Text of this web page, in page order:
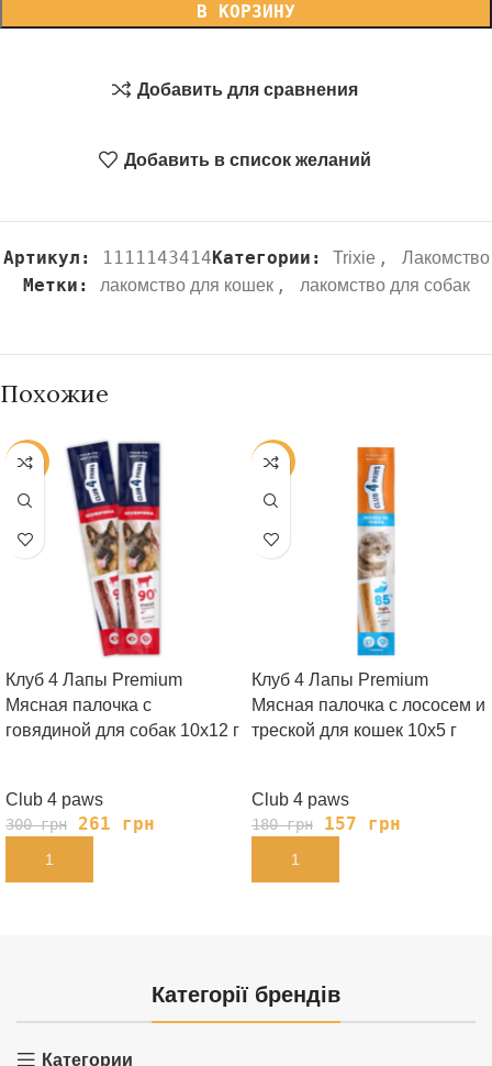
В КОРЗИНУ
Добавить для сравнения
Добавить в список желаний
Артикул: 1111143414Категории: Trixie , Лакомство
Метки: лакомство для кошек , лакомство для собак
Похожие
-13%
Клуб 4 Лапы Premium
Мясная палочка с
говядиной для собак 10х12 г
Club 4 paws
300грн 261 грн
В КОРЗИНУ
-13%
Клуб 4 Лапы Premium
Мясная палочка с лососем и
треской для кошек 10х5 г
Club 4 paws
180грн 157 грн
В КОРЗИНУ
Категорії брендів
Категории